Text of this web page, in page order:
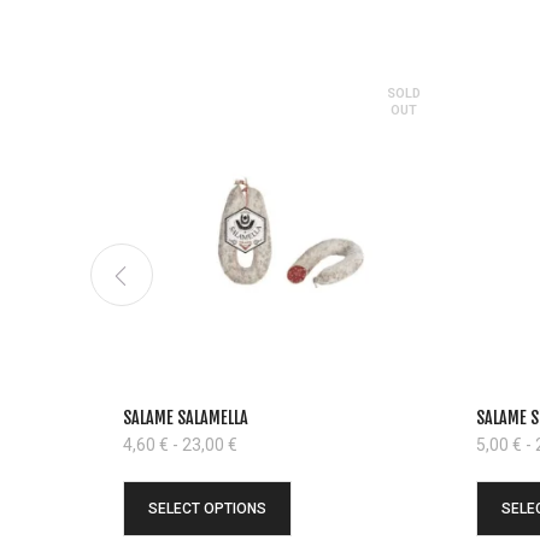
SOLD
OUT
SALAME SALAMELLA
4,60 € - 23,00 €
da
SELECT OPTIONS
SALAME
5,00 € -